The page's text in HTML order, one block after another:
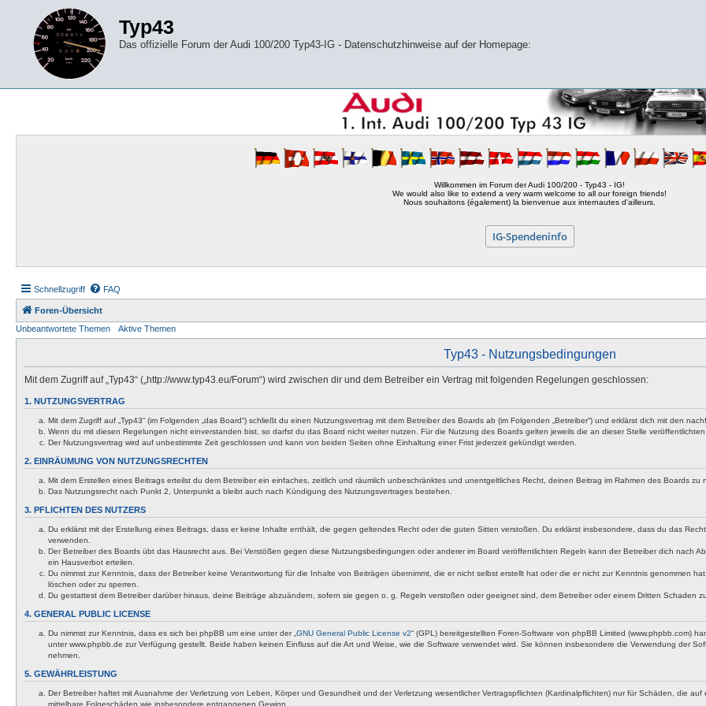
Typ43
Das offizielle Forum der Audi 100/200 Typ43-IG - Datenschutzhinweise auf der Homepage:
Willkommen im Forum der Audi 100/200 - Typ43 - IG!
We would also like to extend a very warm welcome to all our foreign friends!
Nous souhaitons (également) la bienvenue aux internautes d'ailleurs.
IG-Spendeninfo
Schnellzugriff FAQ
Foren-Übersicht
Unbeantwortete Themen
Aktive Themen
Typ43 - Nutzungsbedingungen
Mit dem Zugriff auf „Typ43“ („http://www.typ43.eu/Forum“) wird zwischen dir und dem Betreiber ein Vertrag mit folgenden Regelungen geschlossen:
1. NUTZUNGSVERTRAG
Mit dem Zugriff auf „Typ43“ (im Folgenden „das Board“) schließt du einen Nutzungsvertrag mit dem Betreiber des Boards ab (im Folgenden „Betreiber“) und erklärst dich mit den
Wenn du mit diesen Regelungen nicht einverstanden bist, so darfst du das Board nicht weiter nutzen. Für die Nutzung des Boards gelten jeweils die an dieser Stelle veröffentlichten
Der Nutzungsvertrag wird auf unbestimmte Zeit geschlossen und kann von beiden Seiten ohne Einhaltung einer Frist jederzeit gekündigt werden.
2. EINRÄUMUNG VON NUTZUNGSRECHTEN
Mit dem Erstellen eines Beitrags erteilst du dem Betreiber ein einfaches, zeitlich und räumlich unbeschränktes und unentgeltliches Recht, deinen Beitrag im Rahmen des Boards zu
Das Nutzungsrecht nach Punkt 2, Unterpunkt a bleibt auch nach Kündigung des Nutzungsvertrages bestehen.
3. PFLICHTEN DES NUTZERS
Du erklärst mit der Erstellung eines Beitrags, dass er keine Inhalte enthält, die gegen geltendes Recht oder die guten Sitten verstoßen. Du erklärst insbesondere, dass du das
verwenden.
Der Betreiber des Boards übt das Hausrecht aus. Bei Verstößen gegen diese Nutzungsbedingungen oder anderer im Board veröffentlichten Regeln kann der Betreiber dich nach
ein Hausverbot erteilen.
Du nimmst zur Kenntnis, dass der Betreiber keine Verantwortung für die Inhalte von Beiträgen übernimmt, die er nicht selbst erstellt hat oder die er nicht zur Kenntnis genommen
löschen oder zu sperren.
Du gestattest dem Betreiber darüber hinaus, deine Beiträge abzuändern, sofern sie gegen o. g. Regeln verstoßen oder geeignet sind, dem Betreiber oder einem Dritten Schaden
4. GENERAL PUBLIC LICENSE
Du nimmst zur Kenntnis, dass es sich bei phpBB um eine unter der „ GNU General Public License v2“ (GPL) bereitgestellten Foren-Software von phpBB Limited (www.phpbb.com)
unter www.phpbb.de zur Verfügung gestellt. Beide haben keinen Einfluss auf die Art und Weise, wie die Software verwendet wird. Sie können insbesondere die Verwendung der
nehmen.
5. GEWÄHRLEISTUNG
Der Betreiber haftet mit Ausnahme der Verletzung von Leben, Körper und Gesundheit und der Verletzung wesentlicher Vertragspflichten (Kardinalpflichten) nur für Schäden, die
mittelbare Folgeschäden wie insbesondere entgangenen Gewinn.